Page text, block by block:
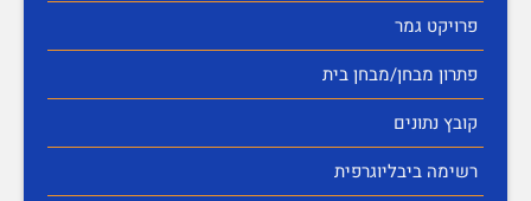
פרויקט גמר
פתרון מבחן/מבחן בית
קובץ נתונים
רשימה ביבליוגרפית